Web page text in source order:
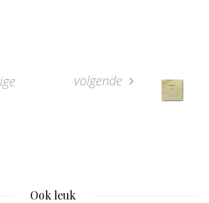
volgende
Ook leuk